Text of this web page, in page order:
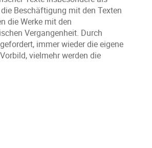
Beschäftigung mit den Texten
die Werke mit den
Vergangenheit. Durch
immer wieder die eigene
vielmehr werden die